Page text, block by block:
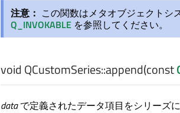
注意： この関数はメタオブジェクトシ
Q_INVOKABLE を参照してください。
voidQCustomSeries::append(const
dataで定義されたデータ項目をシリーズに